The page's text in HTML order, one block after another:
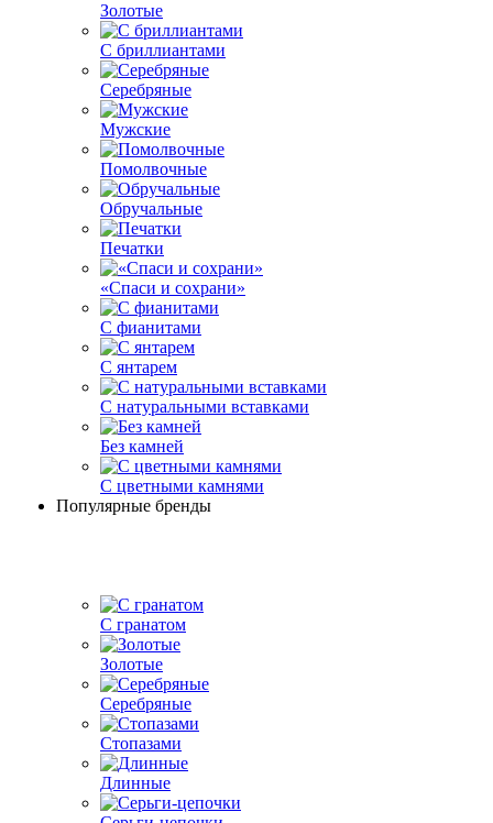
Золотые
С бриллиантами
Серебряные
Мужские
Помолвочные
Обручальные
Печатки
«Спаси и сохрани»
С фианитами
С янтарем
С натуральными вставками
Без камней
С цветными камнями
Популярные бренды
С гранатом
Золотые
Серебряные
Стопазами
Длинные